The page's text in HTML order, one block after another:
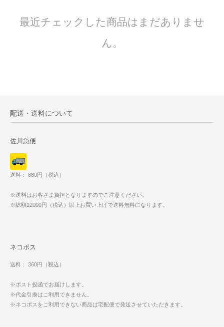
最近チェックした商品はまだありませ
ん。
配送・送料について
佐川急便
送料： 880円（税込）
※送料はお客さま負担となりますのでご注意ください。
※総額12000円（税込）以上お買い上げで送料無料になります。
ネコポス
送料： 360円（税込）
※ポスト投函でお届けします。
※代金引換はご利用できません。
※ネコポスをご利用できない商品は宅配便で発送させていただきます。